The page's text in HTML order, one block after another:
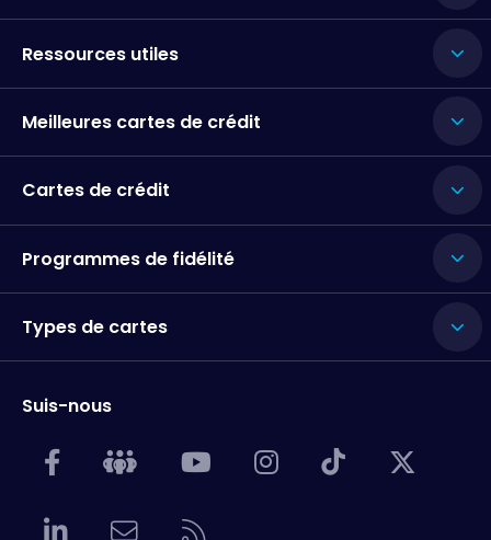
Ressources utiles
Meilleures cartes de crédit
Cartes de crédit
Programmes de fidélité
Types de cartes
Suis-nous